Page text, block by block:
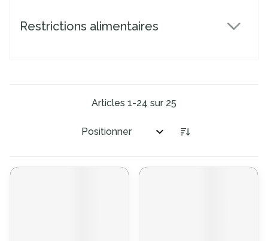
Restrictions alimentaires
Articles 1-24 sur 25
Trier par: